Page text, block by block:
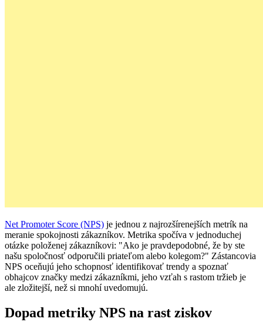
Net Promoter Score (NPS) je jednou z najrozšírenejších metrík na
meranie spokojnosti zákazníkov. Metrika spočíva v jednoduchej
otázke položenej zákazníkovi: "Ako je pravdepodobné, že by ste
našu spoločnosť odporučili priateľom alebo kolegom?" Zástancovia
NPS oceňujú jeho schopnosť identifikovať trendy a spoznať
obhajcov značky medzi zákazníkmi, jeho vzťah s rastom tržieb je
ale zložitejší, než si mnohí uvedomujú.
Dopad metriky NPS na rast ziskov